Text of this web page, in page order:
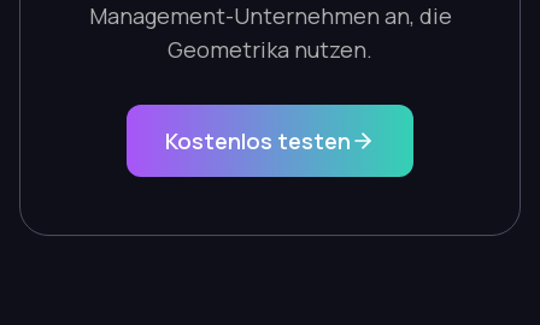
Management-Unternehmen an, die
Geometrika nutzen.
Kostenlos testen